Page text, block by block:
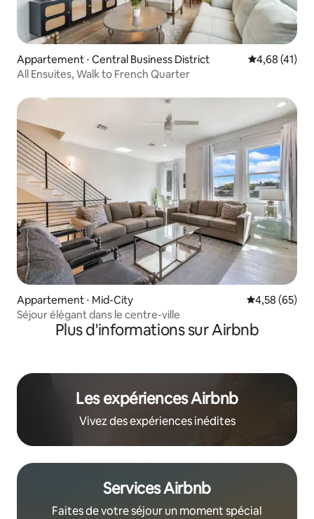
Appartement ⋅ Central Business District Évaluation
4,68 (41)
All Ensuites, Walk to French Quarter
Appartement ⋅ Mid-City Évaluation
4,58 (65)
Séjour élégant dans le centre-ville
Plus d'informations sur Airbnb
Les expériences Airbnb
Vivez des expériences inédites
Services Airbnb
Faites de votre séjour un moment spécial